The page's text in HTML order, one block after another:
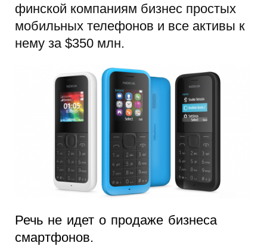
финской компаниям бизнес простых
мобильных телефонов и все активы к
нему за $350 млн.
Речь не идет о продаже бизнеса
смартфонов.